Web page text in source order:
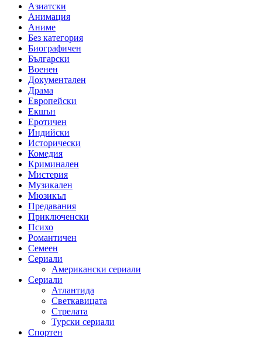
Азиатски
Анимация
Аниме
Без категория
Биографичен
Български
Военен
Документален
Драма
Европейски
Екшън
Еротичен
Индийски
Исторически
Комедия
Криминален
Мистерия
Музикален
Мюзикъл
Предавания
Приключенски
Психо
Романтичен
Семеен
Сериали
Американски сериали
Сериали
Атлантида
Светкавицата
Стрелата
Турски сериали
Спортен